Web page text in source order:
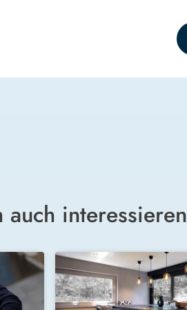
auch interessieren